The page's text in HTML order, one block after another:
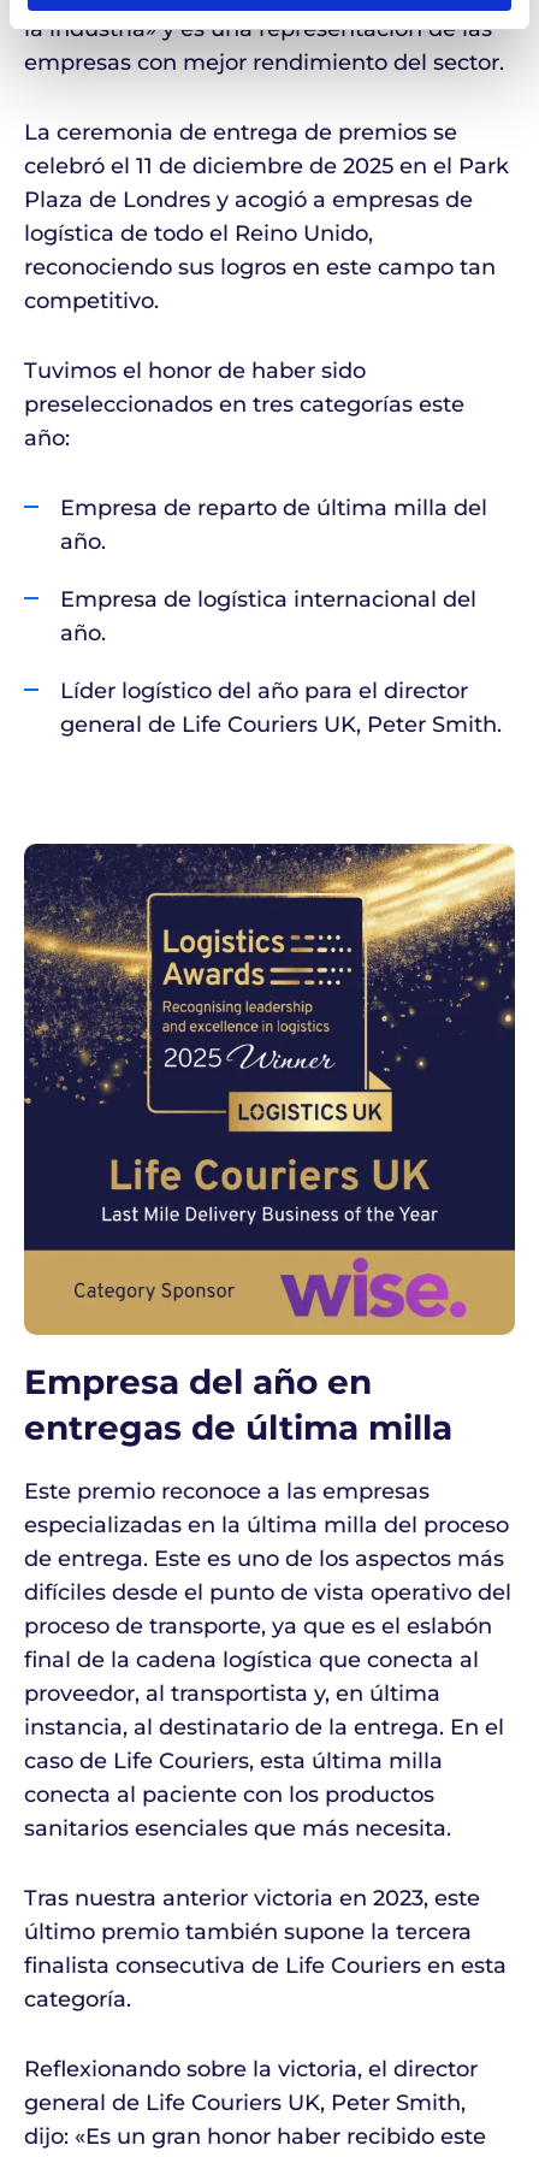
la industria» y es una representación de las
empresas con mejor rendimiento del sector.
La ceremonia de entrega de premios se
celebró el 11 de diciembre de 2025 en el Park
Plaza de Londres y acogió a empresas de
logística de todo el Reino Unido,
reconociendo sus logros en este campo tan
competitivo.
Tuvimos el honor de haber sido
preseleccionados en tres categorías este
año:
Empresa de reparto de última milla del
año.
Empresa de logística internacional del
año.
Líder logístico del año para el director
general de Life Couriers UK, Peter Smith.
Empresa del año en
entregas de última milla
Este premio reconoce a las empresas
especializadas en la última milla del proceso
de entrega. Este es uno de los aspectos más
difíciles desde el punto de vista operativo del
proceso de transporte, ya que es el eslabón
final de la cadena logística que conecta al
proveedor, al transportista y, en última
instancia, al destinatario de la entrega. En el
caso de Life Couriers, esta última milla
conecta al paciente con los productos
sanitarios esenciales que más necesita.
Tras nuestra anterior victoria en 2023, este
último premio también supone la tercera
finalista consecutiva de Life Couriers en esta
categoría.
Reflexionando sobre la victoria, el director
general de Life Couriers UK, Peter Smith,
dijo: «Es un gran honor haber recibido este